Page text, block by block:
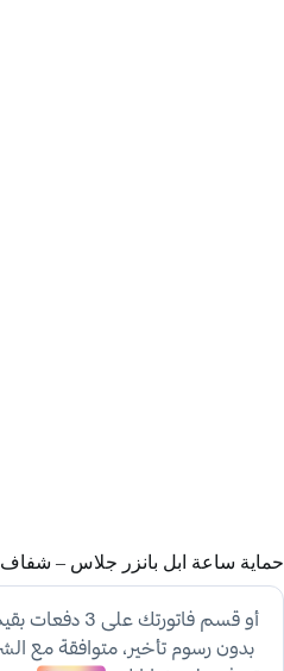
حماية ساعة ابل بانزر جلاس – شفاف